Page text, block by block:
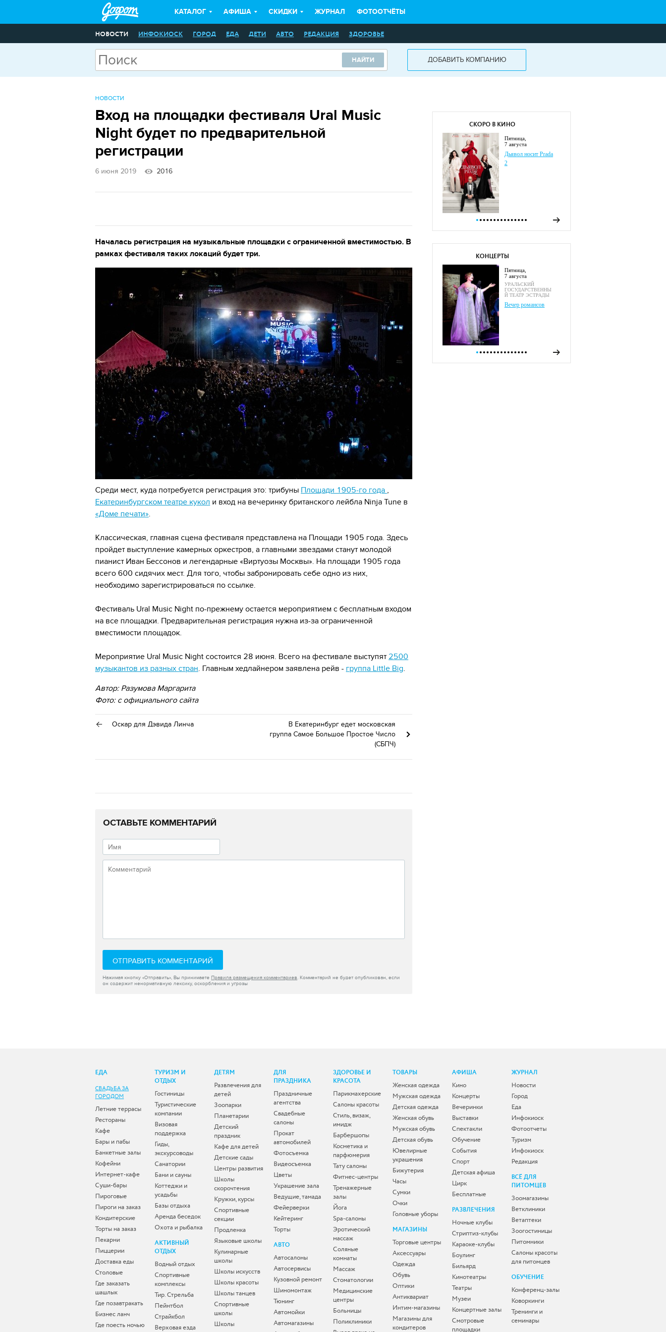
КАТАЛОГ АФИША СКИДКИ ЖУРНАЛ ФОТООТЧЁТЫ
НОВОСТИ ИНФОКИОСК ГОРОД ЕДА ДЕТИ АВТО РЕДАКЦИЯ ЗДОРОВЬЕ
НАЙТИ ДОБАВИТЬ КОМПАНИЮ
НОВОСТИ
Вход на площадки фестиваля Ural Music
Night будет по предварительной
регистрации
6 июня 2019 2016
Началась регистрация на музыкальные площадки с ограниченной вместимостью. В
рамках фестиваля таких локаций будет три.
Среди мест, куда потребуется регистрация это: трибуны Площади 1905-го года ,
Екатеринбургском театре кукол и вход на вечеринку британского лейбла Ninja Tune в
«Доме печати».
Классическая, главная сцена фестиваля представлена на Площади 1905 года. Здесь
пройдет выступление камерных оркестров, а главными звездами станут молодой
пианист Иван Бессонов и легендарные «Виртуозы Москвы». На площади 1905 года
всего 600 сидячих мест. Для того, чтобы забронировать себе одно из них,
необходимо зарегистрироваться по ссылке.
Фестиваль Ural Music Night по-прежнему остается мероприятием с бесплатным входом
на все площадки. Предварительная регистрация нужна из-за ограниченной
вместимости площадок.
Мероприятие Ural Music Night состоится 28 июня. Всего на фестивале выступят 2500
музыкантов из разных стран. Главным хедлайнером заявлена рейв - группа Little Big.
Автор: Разумова Маргарита
Фото: с официального сайта
Оскар для Дэвида Линча
В Екатеринбург едет московская
группа Самое Большое Простое Число
(СБПЧ)
ОСТАВЬТЕ КОММЕНТАРИЙ
ОТПРАВИТЬ КОММЕНТАРИЙ
Нажимая кнопку «Отправить», Вы принимаете Правила размещения комментариев. Комментарий не будет опубликован, если
он содержит ненормативную лексику, оскорбления и угрозы
СКОРО В КИНО
пятница,
7 августа
Дьявол носит Prada
2
КОНЦЕРТЫ
пятница,
7 августа
УРАЛЬСКИЙ
ГОСУДАРСТВЕННЫ
Й ТЕАТР ЭСТРАДЫ
Вечер романсов
ЕДА
СВАДЬБА ЗА
ГОРОДОМ
Летние террасы
Рестораны
Кафе
Бары и пабы
Банкетные залы
Кофейни
Интернет-кафе
Суши-бары
Пироговые
Пироги на заказ
Кондитерские
Торты на заказ
Пекарни
Пиццерии
Доставка еды
Столовые
Где заказать
шашлык
Где позавтракать
Бизнес ланч
Где поесть ночью
ТУРИЗМ И
ОТДЫХ
Гостиницы
Туристические
компании
Визовая
поддержка
Гиды,
экскурсоводы
Санатории
Бани и сауны
Коттеджи и
усадьбы
Базы отдыха
Аренда беседок
Охота и рыбалка
АКТИВНЫЙ
ОТДЫХ
Водный отдых
Спортивные
комплексы
Тир. Стрельба
Пейнтбол
Страйкбол
Верховая езда
ДЕТЯМ
Развлечения для
детей
Зоопарки
Планетарии
Детский
праздник
Кафе для детей
Детские сады
Центры развития
Школы
скорочтения
Кружки, курсы
Спортивные
секции
Продленка
Языковые школы
Кулинарные
школы
Школы искусств
Школы красоты
Школы танцев
Спортивные
школы
Школы
ДЛЯ
ПРАЗДНИКА
Праздничные
агентства
Свадебные
салоны
Прокат
автомобилей
Фотосъемка
Видеосъемка
Цветы
Украшение зала
Ведущие, тамада
Фейерверки
Кейтеринг
Торты
АВТО
Автосалоны
Автосервисы
Кузовной ремонт
Шиномонтаж
Тюнинг
Автомойки
Автомагазины
ЗДОРОВЬЕ И
КРАСОТА
Парикмахерские
Салоны красоты
Стиль, визаж,
имидж
Барбершопы
Косметика и
парфюмерия
Тату салоны
Фитнес-центры
Тренажерные
залы
Йога
Spa-салоны
Эротический
массаж
Соляные
комнаты
Массаж
Стоматологии
Медицинские
центры
Больницы
Поликлиники
ТОВАРЫ
Женская одежда
Мужская одежда
Детская одежда
Женская обувь
Мужская обувь
Детская обувь
Ювелирные
украшения
Бижутерия
Часы
Сумки
Очки
Головные уборы
МАГАЗИНЫ
Торговые центры
Аксессуары
Одежда
Обувь
Оптики
Антиквариат
Интим-магазины
Магазины для
кондитеров
АФИША
Кино
Концерты
Вечеринки
Выставки
Спектакли
Обучение
События
Спорт
Детская афиша
Цирк
Бесплатные
РАЗВЛЕЧЕНИЯ
Ночные клубы
Стриптиз-клубы
Караоке-клубы
Боулинг
Бильярд
Кинотеатры
Театры
Музеи
Концертные залы
Смотровые
площадки
ЖУРНАЛ
Новости
Город
Еда
Инфокиоск
Фотоотчеты
Туризм
Инфокиоск
Редакция
ВСЁ ДЛЯ
ПИТОМЦЕВ
Зоомагазины
Ветклиники
Ветаптеки
Зоогостиницы
Питомники
Салоны красоты
для питомцев
ОБУЧЕНИЕ
Конференц-залы
Коворкинги
Тренинги и
семинары